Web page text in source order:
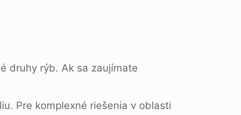
druhy rýb. Ak sa zaujímate
Pre komplexné riešenia v oblasti